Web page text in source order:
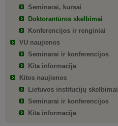
Seminarai, kursai
Doktorantūros skelbimai
Konferencijos ir renginiai
VU naujienos
Seminarai ir konferencijos
Kita informacija
Kitos naujienos
Lietuvos institucijų skelbimai
Seminarai ir konferencijos
Kita informacija